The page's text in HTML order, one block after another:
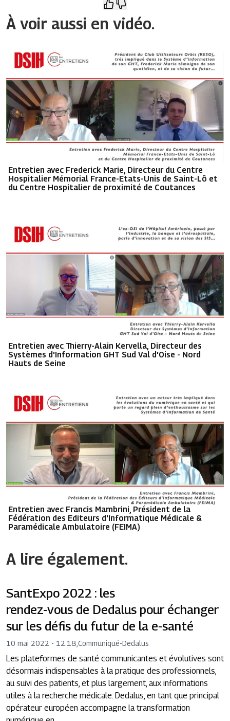
À voir aussi en vidéo.
Entretien avec Frederick Marie, Directeur du Centre
Hospitalier Mémorial France-Etats-Unis de Saint-Lô et
du Centre Hospitalier de proximité de Coutances
Entretien avec Thierry-Alain Kervella, Directeur des
Systèmes d'Information GHT Sud Val d'Oise - Nord
Hauts de Seine
Entretien avec Francis Mambrini, Président de la
Fédération des Editeurs d'Informatique Médicale &
Paramédicale Ambulatoire (FEIMA)
A lire également.
SantExpo 2022 : les
rendez-vous de Dedalus pour échanger
sur les défis du futur de la e-santé
10 mai 2022 - 12:18 Communiqué-Dedalus
Les plateformes de santé communicantes et évolutives sont
désormais indispensables à la pratique des professionnels,
au suivi des patients, et plus largement, aux informations
utiles à la recherche médicale. Dedalus, en tant que principal
opérateur européen accompagne la transformation